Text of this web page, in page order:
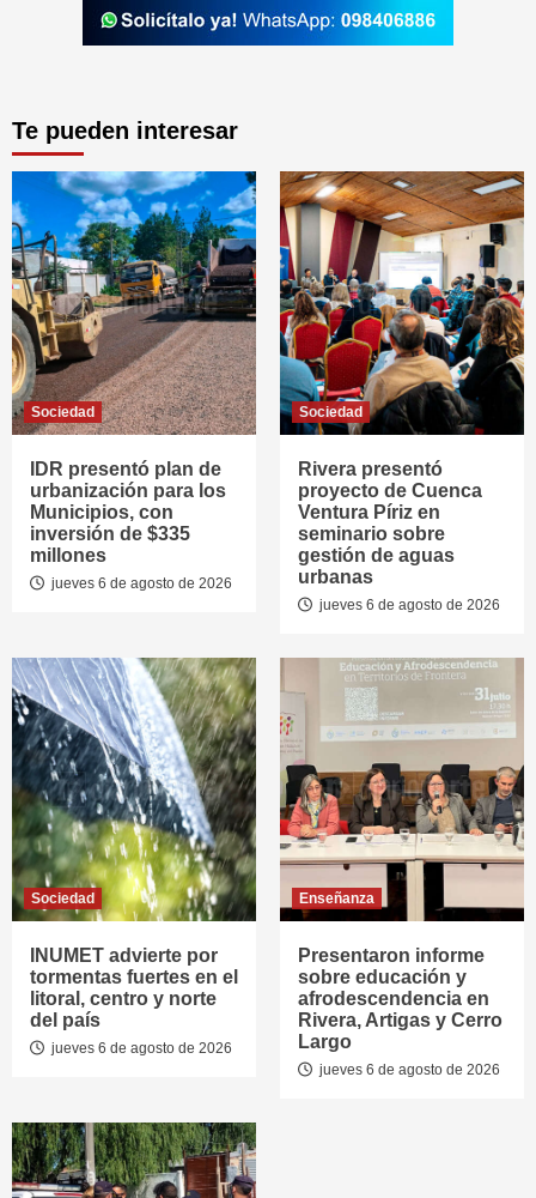
Te pueden interesar
Sociedad
IDR presentó plan de
urbanización para los
Municipios, con
inversión de $335
millones
jueves 6 de agosto de 2026
Sociedad
Rivera presentó
proyecto de Cuenca
Ventura Píriz en
seminario sobre
gestión de aguas
urbanas
jueves 6 de agosto de 2026
Sociedad
INUMET advierte por
tormentas fuertes en el
litoral, centro y norte
del país
jueves 6 de agosto de 2026
Enseñanza
Presentaron informe
sobre educación y
afrodescendencia en
Rivera, Artigas y Cerro
Largo
jueves 6 de agosto de 2026